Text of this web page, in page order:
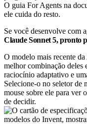
O guia For Agents na
ele cuida do resto.
Se você desenvolve com
Claude Sonnet 5, pronto
O modelo mais recente
melhor combinação deles
raciocínio adaptativo e
Selecione-o no seletor de
mouse sobre ele para ver
de decidir.